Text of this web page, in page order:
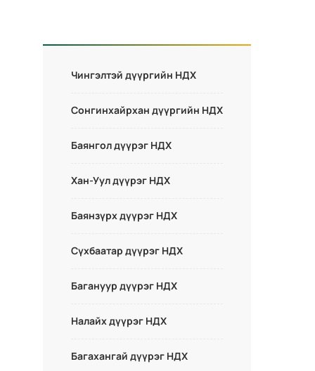
Чингэлтэй дүүргийн НДХ
Сонгинхайрхан дүүргийн НДХ
Баянгол дүүрэг НДХ
Хан-Уул дүүрэг НДХ
Баянзүрх дүүрэг НДХ
Сүхбаатар дүүрэг НДХ
Багануур дүүрэг НДХ
Налайх дүүрэг НДХ
Багахангай дүүрэг НДХ